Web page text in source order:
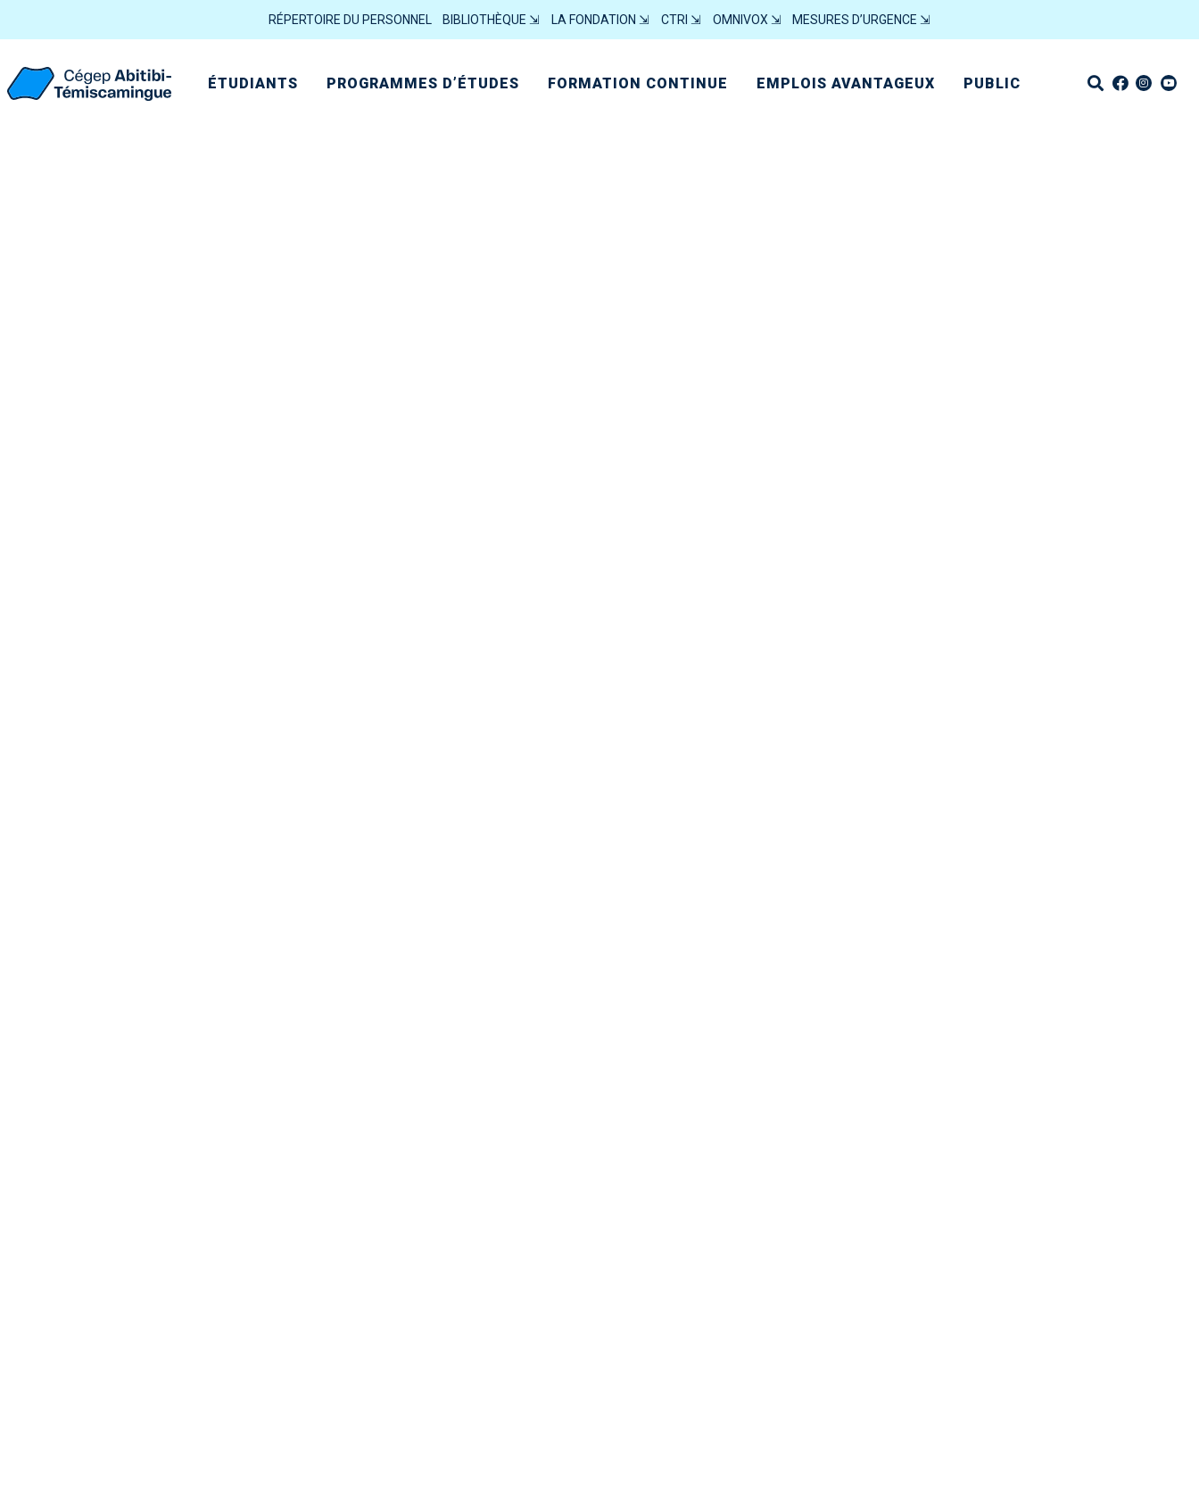
RÉPERTOIRE DU PERSONNEL BIBLIOTHÈQUE ⇲ LA FONDATION ⇲ CTRI ⇲ OMNIVOX ⇲ MESURES D’URGENCE ⇲
ÉTUDIANTS PROGRAMMES D’ÉTUDES FORMATION CONTINUE EMPLOIS AVANTAGEUX PUBLIC